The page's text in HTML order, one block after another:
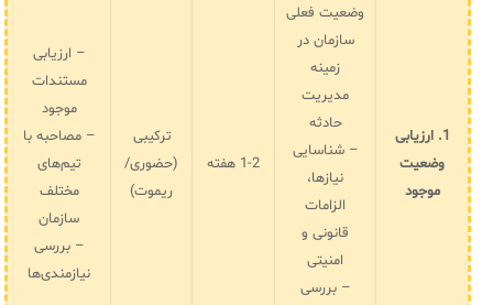
1. ارزیابی
وضعیت
موجود
وضعیت فعلی
سازمان در
زمینه
مدیریت
حادثه
– شناسایی
نیازها،
الزامات
قانونی و
امنیتی
– بررسی
1-2 هفته
ترکیبی
(حضوری/
ریموت)
– ارزیابی
مستندات
موجود
– مصاحبه با
تیم‌های
مختلف
سازمان
– بررسی
نیازمندی‌ها